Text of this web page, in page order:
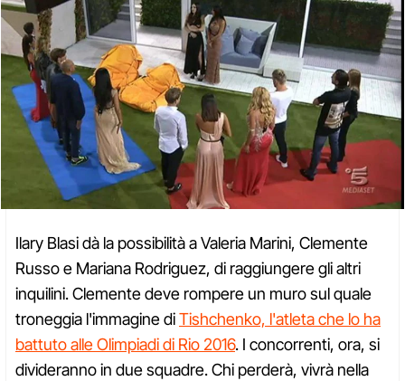
Ilary Blasi dà la possibilità a Valeria Marini, Clemente
Russo e Mariana Rodriguez, di raggiungere gli altri
inquilini. Clemente deve rompere un muro sul quale
troneggia l'immagine diTishchenko, l'atleta che lo ha
battuto alle Olimpiadi di Rio 2016. I concorrenti, ora, si
divideranno in due squadre. Chi perderà, vivrà nella